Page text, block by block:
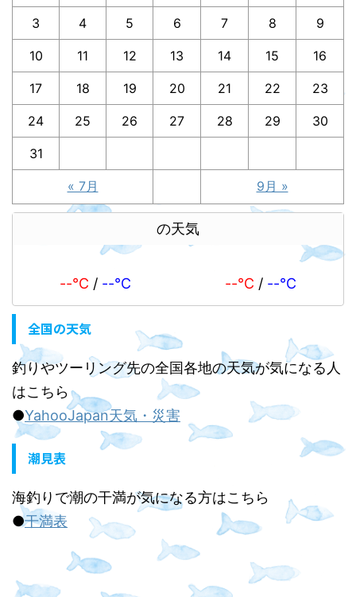
3 4 5 6 7 8 9
10 11 12 13 14 15 16
17 18 19 20 21 22 23
24 25 26 27 28 29 30
31
« 7月 9月 »
の天気
--℃ / --℃ --℃ / --℃
全国の天気
釣りやツーリング先の全国各地の天気が気になる人
はこちら
●YahooJapan天気・災害
潮見表
海釣りで潮の干満が気になる方はこちら
●干満表